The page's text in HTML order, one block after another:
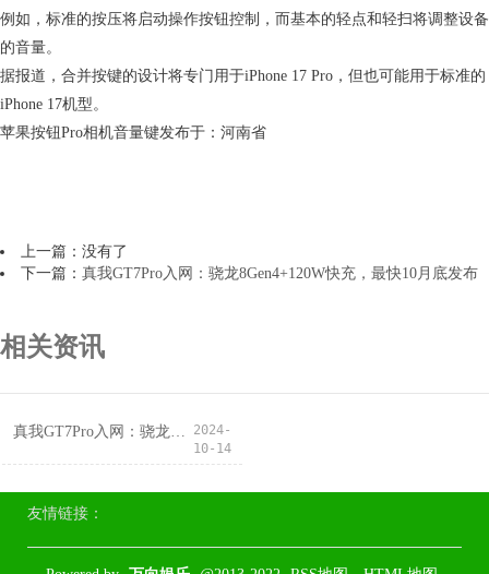
例如，标准的按压将启动操作按钮控制，而基本的轻点和轻扫将调整设备
的音量。
据报道，合并按键的设计将专门用于iPhone 17 Pro，但也可能用于标准的
iPhone 17机型。
苹果按钮Pro相机音量键发布于：河南省
上一篇：没有了
下一篇： 真我GT7Pro入网：骁龙8Gen4+120W快充，最快10月底发布
相关资讯
真我GT7Pro入网：骁龙8Gen4+120W快充，最快10月底发布
2024-
10-14
友情链接：